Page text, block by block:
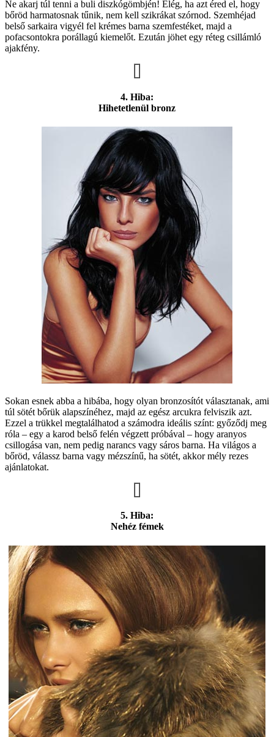
Ne akarj túl tenni a buli diszkógömbjén! Elég, ha azt éred el, hogy
bőröd harmatosnak tűnik, nem kell szikrákat szórnod. Szemhéjad
belső sarkaira vigyél fel krémes barna szemfestéket, majd a
pofacsontokra porállagú kiemelőt. Ezután jöhet egy réteg csillámló
ajakfény.
4. Hiba:
Hihetetlenül bronz
Sokan esnek abba a hibába, hogy olyan bronzosítót választanak, ami
túl sötét bőrük alapszínéhez, majd az egész arcukra felviszik azt.
Ezzel a trükkel megtalálhatod a számodra ideális színt: győződj meg
róla – egy a karod belső felén végzett próbával – hogy aranyos
csillogása van, nem pedig narancs vagy sáros barna. Ha világos a
bőröd, válassz barna vagy mézszínű, ha sötét, akkor mély rezes
ajánlatokat.
5. Hiba:
Nehéz fémek